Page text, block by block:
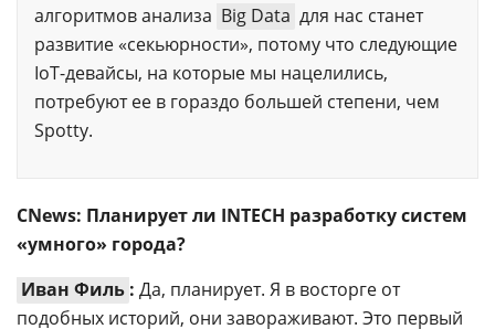
алгоритмов анализа Big Data для нас станет
развитие «секьюрности», потому что следующие
IoT-девайсы, на которые мы нацелились,
потребуют ее в гораздо большей степени, чем
Spotty.
CNews: Планирует ли INTECH разработку систем
«умного» города?
Иван Филь : Да, планирует. Я в восторге от
подобных историй, они завораживают. Это первый